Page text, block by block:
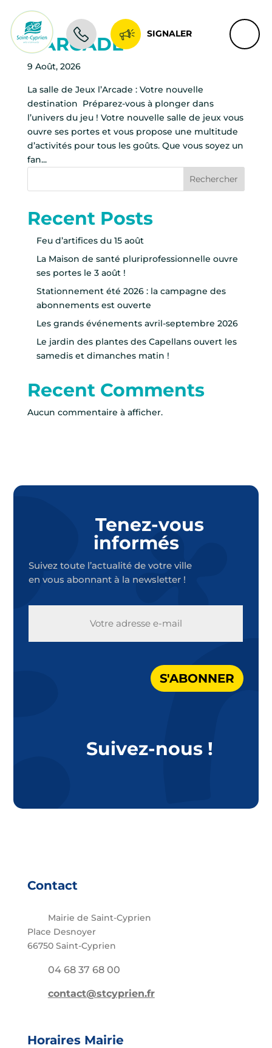
SIGNALER
L’ARCADE
9 Août, 2026
La salle de Jeux l’Arcade : Votre nouvelle
destination ️ Préparez-vous à plonger dans
l’univers du jeu ! Votre nouvelle salle de jeux vous
ouvre ses portes et vous propose une multitude
d’activités pour tous les goûts. Que vous soyez un
fan...
Rechercher
Recent Posts
Feu d’artifices du 15 août
La Maison de santé pluriprofessionnelle ouvre
ses portes le 3 août !
Stationnement été 2026 : la campagne des
abonnements est ouverte
Les grands événements avril-septembre 2026
Le jardin des plantes des Capellans ouvert les
samedis et dimanches matin !
Recent Comments
Aucun commentaire à afficher.
Tenez-vous
informés
Suivez toute l’actualité de votre ville
en vous abonnant à la newsletter !
S'ABONNER
Suivez-nous !
Contact
Mairie de Saint-Cyprien
Place Desnoyer
66750 Saint-Cyprien
04 68 37 68 00
contact@stcyprien.fr
Horaires Mairie